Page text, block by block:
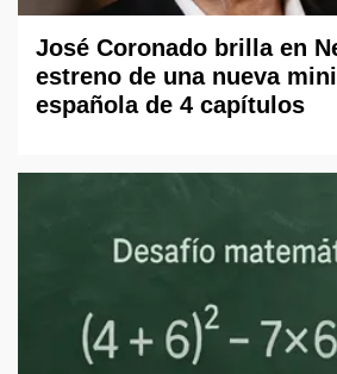
José Coronado brilla en
estreno de una nueva
española de 4 capítulos